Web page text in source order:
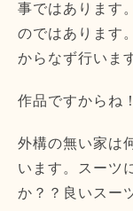
事ではあります
のではあります
からなず行いま
作品ですからね
外構の無い家は
います。スーツ
か？？良いスー